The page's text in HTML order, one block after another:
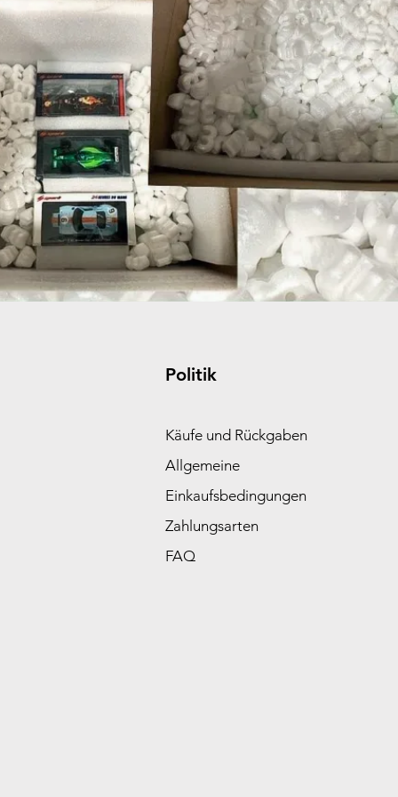
Politik
Käufe und Rückgaben
Allgemeine
Einkaufsbedingungen
Zahlungsarten
FAQ